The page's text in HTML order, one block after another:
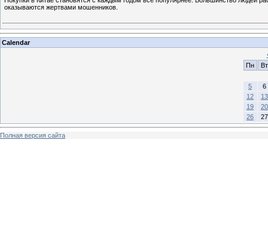
оказываются жертвами мошенников.
Calendar
Пн
Вт
5
6
12
13
19
20
26
27
Полная версия сайта